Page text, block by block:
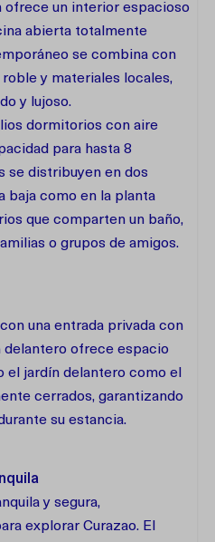
ofrece un interior espacioso
abierta totalmente
se combina con
y materiales locales,
y lujoso.
dormitorios con aire
para hasta 8
se distribuyen en dos
baja como en la planta
que comparten un baño,
o grupos de amigos.
una entrada privada con
ofrece espacio
el jardín delantero como el
cerrados, garantizando
su estancia.
y segura,
explorar Curazao. El